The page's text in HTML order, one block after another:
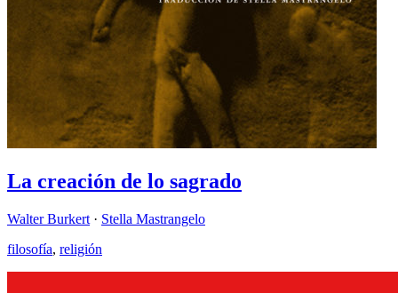
La creación de lo sagrado
Walter Burkert · Stella Mastrangelo
filosofía, religión